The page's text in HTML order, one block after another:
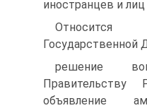
иностранцев и
Государственной
решение
Правительству
объявление